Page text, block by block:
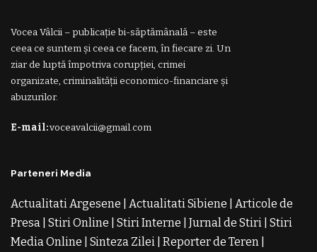
Vocea Vâlcii – publicație bi-săptămânală – este
ceea ce suntem și ceea ce facem, în fiecare zi. Un
ziar de luptă împotriva corupției, crimei
organizate, criminalității economico-financiare și
abuzurilor.
E-mail:voceavalcii@gmail.com
Parteneri Media
Actualitati Argesene Actualitati Sibiene
Articole de
Presa Stiri Online Stiri Interne Jurnal de Stiri Stiri
Media Online
Sinteza Zilei Reporter de Teren